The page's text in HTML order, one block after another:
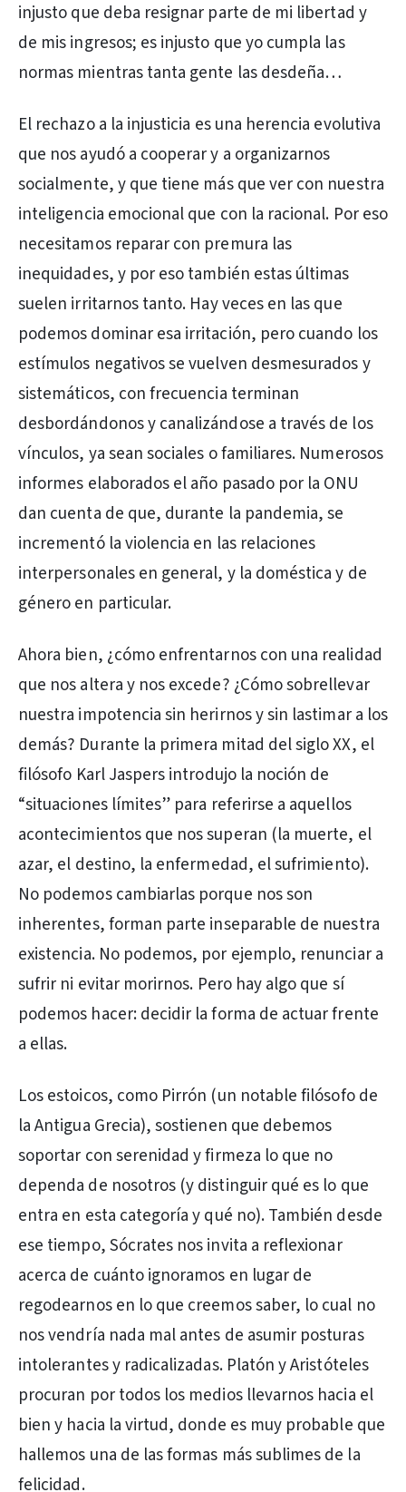
injusto que deba resignar parte de mi libertad y
de mis ingresos; es injusto que yo cumpla las
normas mientras tanta gente las desdeña…
El rechazo a la injusticia es una herencia evolutiva
que nos ayudó a cooperar y a organizarnos
socialmente, y que tiene más que ver con nuestra
inteligencia emocional que con la racional. Por eso
necesitamos reparar con premura las
inequidades, y por eso también estas últimas
suelen irritarnos tanto. Hay veces en las que
podemos dominar esa irritación, pero cuando los
estímulos negativos se vuelven desmesurados y
sistemáticos, con frecuencia terminan
desbordándonos y canalizándose a través de los
vínculos, ya sean sociales o familiares. Numerosos
informes elaborados el año pasado por la ONU
dan cuenta de que, durante la pandemia, se
incrementó la violencia en las relaciones
interpersonales en general, y la doméstica y de
género en particular.
Ahora bien, ¿cómo enfrentarnos con una realidad
que nos altera y nos excede? ¿Cómo sobrellevar
nuestra impotencia sin herirnos y sin lastimar a los
demás? Durante la primera mitad del siglo XX, el
filósofo Karl Jaspers introdujo la noción de
“situaciones límites” para referirse a aquellos
acontecimientos que nos superan (la muerte, el
azar, el destino, la enfermedad, el sufrimiento).
No podemos cambiarlas porque nos son
inherentes, forman parte inseparable de nuestra
existencia. No podemos, por ejemplo, renunciar a
sufrir ni evitar morirnos. Pero hay algo que sí
podemos hacer: decidir la forma de actuar frente
a ellas.
Los estoicos, como Pirrón (un notable filósofo de
la Antigua Grecia), sostienen que debemos
soportar con serenidad y firmeza lo que no
dependa de nosotros (y distinguir qué es lo que
entra en esta categoría y qué no). También desde
ese tiempo, Sócrates nos invita a reflexionar
acerca de cuánto ignoramos en lugar de
regodearnos en lo que creemos saber, lo cual no
nos vendría nada mal antes de asumir posturas
intolerantes y radicalizadas. Platón y Aristóteles
procuran por todos los medios llevarnos hacia el
bien y hacia la virtud, donde es muy probable que
hallemos una de las formas más sublimes de la
felicidad.